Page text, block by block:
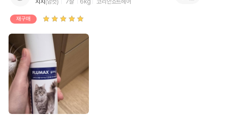
치치 (암컷) 7살 6kg 코리안쇼트헤어
재구매